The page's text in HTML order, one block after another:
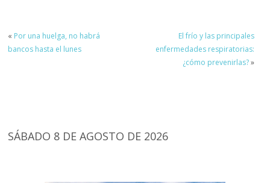
« Por una huelga, no habrá
bancos hasta el lunes
El frío y las principales
enfermedades respiratorias:
¿cómo prevenirlas?»
SÁBADO 8 DE AGOSTO DE 2026